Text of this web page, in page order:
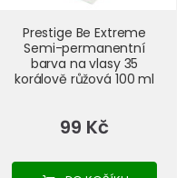
Prestige Be Extreme
Semi-permanentní
barva na vlasy 35
korálově růžová 100 ml
99 Kč